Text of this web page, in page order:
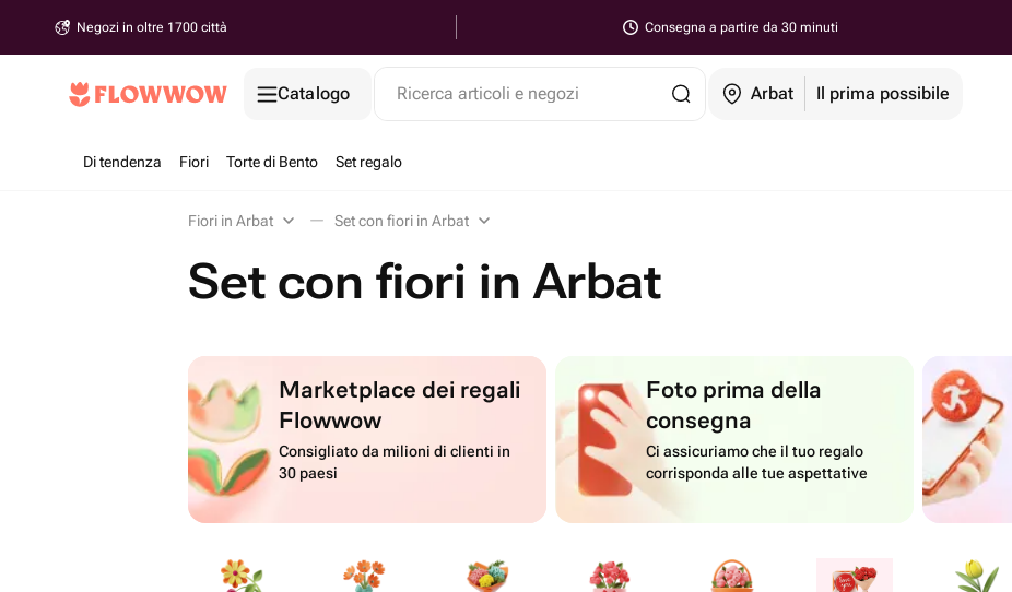
Negozi in oltre 1700 città Consegna a partire da 30 minuti
Catalogo Ricerca articoli e negozi Arbat Il prima possibile
Di tendenza Fiori Torte di Bento Set regalo
Fiori in Arbat Set con fiori in Arbat
Set con fiori in Arbat
Marketplace dei regali
Flowwow
Consigliato da milioni di clienti in
30 paesi
Foto prima della
consegna
Ci assicuriamo che il tuo regalo
corrisponda alle tue aspettative